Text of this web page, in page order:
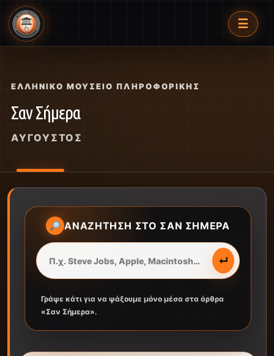
☰
ΕΛΛΗΝΙΚΌ ΜΟΥΣΕΊΟ ΠΛΗΡΟΦΟΡΙΚΉΣ
Σαν Σήμερα
ΑΎΓΟΥΣΤΟΣ
ΑΝΑΖΉΤΗΣΗ ΣΤΟ ΣΑΝ ΣΉΜΕΡΑ
↵
Γράψε κάτι για να ψάξουμε μόνο μέσα στα άρθρα
«Σαν Σήμερα».